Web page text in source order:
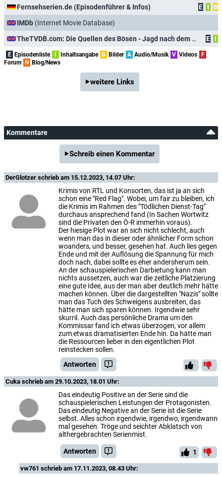
Fernsehserien.de (Episodenführer & Infos) E I
B
IMDb (Internet Movie Database)
TheTVDB.com: Die Quellen des Bösen - Jagd nach dem Runen-Mörder
E I
E Episodenliste Inhaltsangabe B Bilder A Audio/Musik V Videos
F
Forum
N Blog/News
weitere Links
Kommentare
Schreib einen Kommentar
DerGlotzer schrieb am 15.12.2023, 14.07 Uhr:
Krimis von RTL und Konsorten, das ist ja an sich
schon eine "Red Flag". Wobei, um fair zu bleiben, ich
die Krimis im Rahmen des "Tödlichen Dienst-Tag"
durchaus ansprechend fand (In Sachen Wortwitz
sind die Privaten den Ö-R immerhin voraus).
Der hiesige Plot war an sich nicht schlecht, auch
wenn man das in dieser oder ähnlicher Form schon
woanders, und besser, gesehen hat. Auch lies gegen
Ende und mit der Auflösung die Spannung für mich
doch nach, dabei sollte es eher andersherum sein.
An der schauspielerischen Darbietung kann man
nichts aussetzen, auch war die zeitliche Platzierung
eine gute Idee, aus der man aber deutlich mehr hätte
machen können. Über die dargestellten "Nazis" sollte
man das Tuch des Schweigens ausbreiten, das
hätte man sich sparen können. Irgendwie sehr
skurril. Auch das persönliche Drama um den
Kommissar fand ich etwas überzogen, vor allem
zum etwas dramatisierten Ende hin. Da hätte man
die Ressourcen lieber in den eigentlichen Plot
reinstecken sollen.
Antworten
Cuka schrieb am 29.10.2023, 18.01 Uhr:
Das eindeutig Positive an der Serie sind die
schauspielerischen Leistungen der Protagonisten.
Das eindeutig Negative an der Serie ist die Serie
selbst. Alles schon irgendwie, irgendwo, irgendwann
mal gesehen. Tröge und seichter Abklatsch von
althergebrachten Serienmist.
Antworten 1
vw761 schrieb am 17.11.2023, 08.43 Uhr: